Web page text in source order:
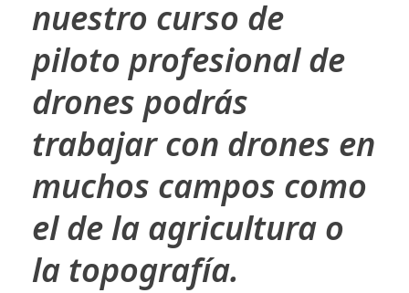
nuestro curso de
piloto profesional de
drones podrás
trabajar con drones en
muchos campos como
el de la agricultura o
la topografía.